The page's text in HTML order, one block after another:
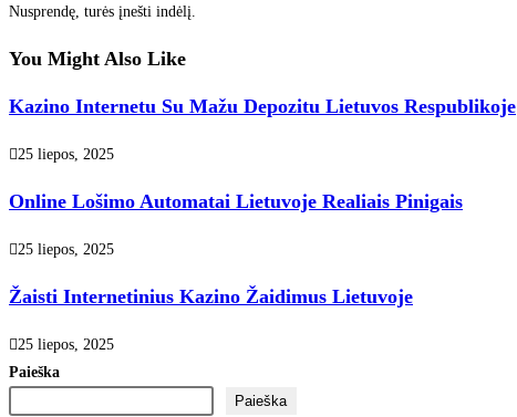
Nusprendę, turės įnešti indėlį.
You Might Also Like
Kazino Internetu Su Mažu Depozitu Lietuvos Respublikoje
25 liepos, 2025
Online Lošimo Automatai Lietuvoje Realiais Pinigais
25 liepos, 2025
Žaisti Internetinius Kazino Žaidimus Lietuvoje
25 liepos, 2025
Paieška
Paieška